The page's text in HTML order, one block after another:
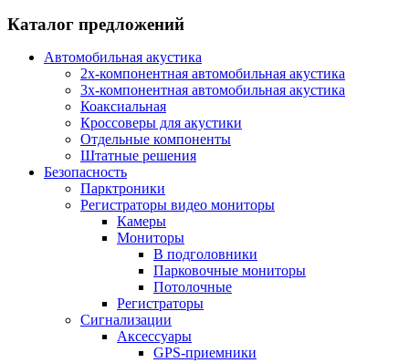
Каталог предложений
Автомобильная акустика
2х-компонентная автомобильная акустика
3х-компонентная автомобильная акустика
Коаксиальная
Кроссоверы для акустики
Отдельные компоненты
Штатные решения
Безопасность
Парктроники
Регистраторы видео мониторы
Камеры
Мониторы
В подголовники
Парковочные мониторы
Потолочные
Регистраторы
Сигнализации
Аксессуары
GPS-приемники